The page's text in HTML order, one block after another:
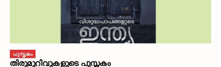
പുസ്തകം
തിരുമുറിവുകളുടെ പുസ്തകം